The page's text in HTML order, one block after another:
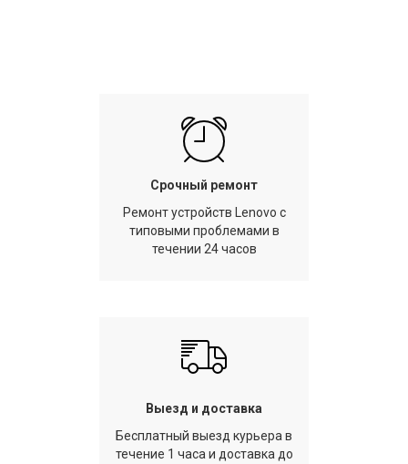
Срочный ремонт
Ремонт устройств Lenovo с
типовыми проблемами в
течении 24 часов
Выезд и доставка
Бесплатный выезд курьера в
течение 1 часа и доставка до